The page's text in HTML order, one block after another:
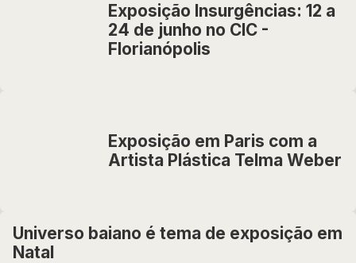
Exposição Insurgências: 12 a
24 de junho no CIC -
Florianópolis
Exposição em Paris com a
Artista Plástica Telma Weber
Universo baiano é tema de exposição em
Natal